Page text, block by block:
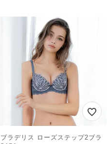
ブラデリス ローズステップ2ブラ